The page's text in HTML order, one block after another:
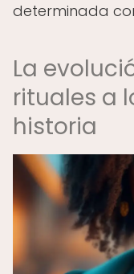
determinada
La
rituales a
historia